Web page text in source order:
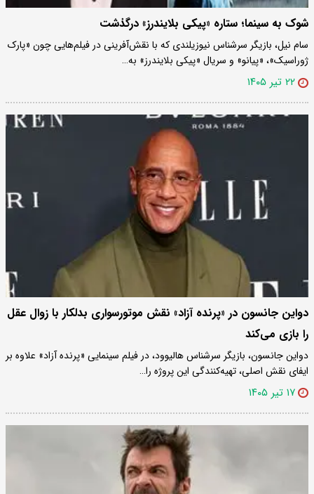
شوک به سینما؛ ستاره «پیکی بلایندرز» درگذشت
سام نیل، بازیگر سرشناس نیوزیلندی که با نقش‌آفرینی در فیلم‌هایی چون «پارک
ژوراسیک»، «پیانو» و سریال «پیکی بلایندرز» به…
۲۲ تیر ۱۴۰۵
دواین جانسون در «پرنده آزاد» نقش موتورسواری بدلکار با زوال عقل
را بازی می‌کند
دواین جانسون، بازیگر سرشناس هالیوود، در فیلم سینمایی «پرنده آزاد» علاوه بر
ایفای نقش اصلی، تهیه‌کنندگی این پروژه را…
۱۷ تیر ۱۴۰۵